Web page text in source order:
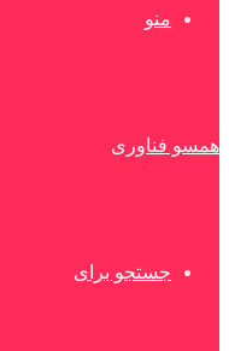
منو
همسو فناوری
جستجو برای